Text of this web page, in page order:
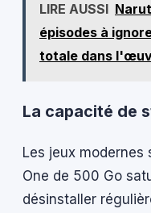
LIRE AUSSI
épisodes à
totale dans
La capacité de
Les jeux modernes
One de 500 Go
désinstaller